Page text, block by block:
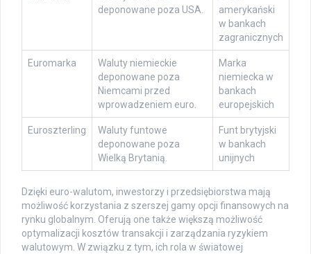
deponowane poza USA.
amerykański
w bankach
zagranicznych
Euromarka
Waluty niemieckie
deponowane poza
Niemcami przed
wprowadzeniem euro.
Marka
niemiecka w
bankach
europejskich
Euroszterling
Waluty funtowe
deponowane poza
Wielką Brytanią.
Funt brytyjski
w bankach
unijnych
Dzięki euro-walutom, inwestorzy i przedsiębiorstwa mają
możliwość korzystania z szerszej gamy opcji finansowych na
rynku globalnym. Oferują one także większą możliwość
optymalizacji kosztów transakcji i zarządzania ryzykiem
walutowym. W związku z tym, ich rola w światowej